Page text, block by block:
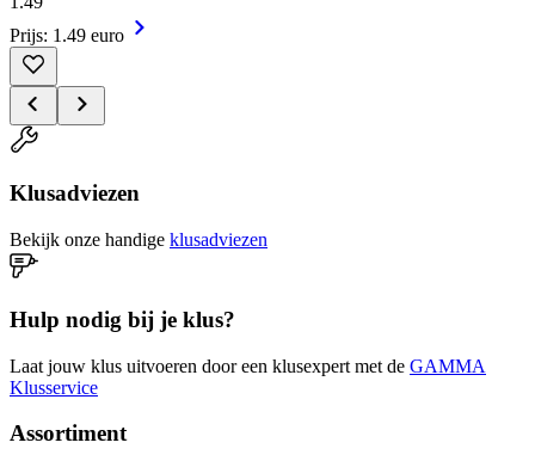
Prijs: 1.49 euro
Klusadviezen
Bekijk onze handige klusadviezen
Hulp nodig bij je klus?
Laat jouw klus uitvoeren door een klusexpert met de GAMMA
Klusservice
Assortiment